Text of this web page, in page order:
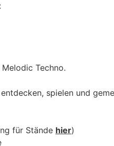
Techno.
spielen und
für Stände hier)